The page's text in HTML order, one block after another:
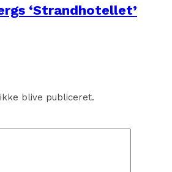
‘Strandhotellet’
blive publiceret.